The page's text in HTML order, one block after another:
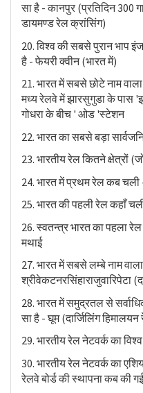
सा है - कानपुर (प्रतिदिन 300
डायमण्ड रेल क्रांसिंग)
20. विश्व की सबसे पुरान भाप
है - फेयरी क्वीन (भारत में)
21. भारत में सबसे छोटे नाम
मध्य रेलवे में झारसुगुडा के पास
गोधरा के बीच ' ओड 'स्टेशन
22. भारत का सबसे बड़ा
23. भारतीय रेल कितने क्षेत्रों
24. भारत में प्रथम रेल कब
25. भारत की पहली रेल कहाँ
26. स्वतन्त्र भारत का पहला
मथाई
27. भारत में सबसे लम्बे नाम
श्रीवेकटनरसिंहाराजुवारिपेटा
28. भारत में समुद्रतल से
सा है - घूम (दार्जिलिंग
29. भारतीय रेल नेटवर्क का
30. भारतीय रेल नेटवर्क का
रेलवे बोर्ड की स्थापना कब की